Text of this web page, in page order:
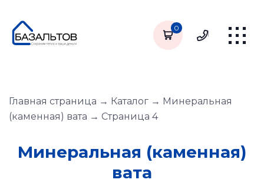
0
Главная страница → Каталог → Минеральная
(каменная) вата → Страница 4
Минеральная (каменная)
вата